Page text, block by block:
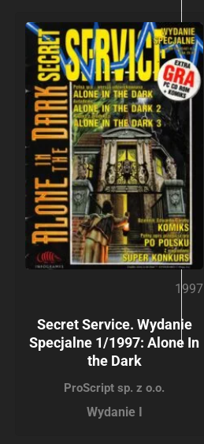
1997
Secret Service. Wydanie
Specjalne 1/1997: Alone In
the Dark
ProScript sp. z o.o.
Wydanie I